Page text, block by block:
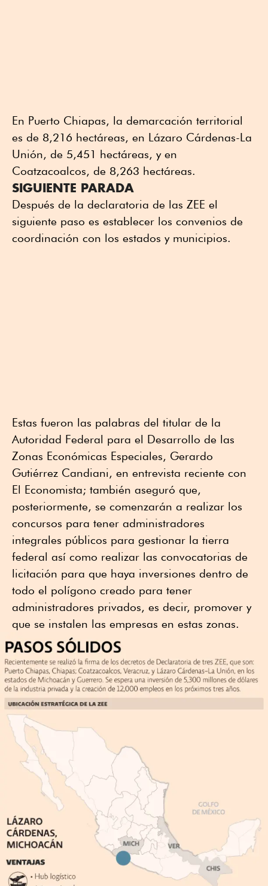
En Puerto Chiapas, la demarcación territorial
es de 8,216 hectáreas, en Lázaro Cárdenas-La
Unión, de 5,451 hectáreas, y en
Coatzacoalcos, de 8,263 hectáreas.
SIGUIENTE PARADA
Después de la declaratoria de las ZEE el
siguiente paso es establecer los convenios de
coordinación con los estados y municipios.
Estas fueron las palabras del titular de la
Autoridad Federal para el Desarrollo de las
Zonas Económicas Especiales, Gerardo
Gutiérrez Candiani, en entrevista reciente con
El Economista; también aseguró que,
posteriormente, se comenzarán a realizar los
concursos para tener administradores
integrales públicos para gestionar la tierra
federal así como realizar las convocatorias de
licitación para que haya inversiones dentro de
todo el polígono creado para tener
administradores privados, es decir, promover y
que se instalen las empresas en estas zonas.